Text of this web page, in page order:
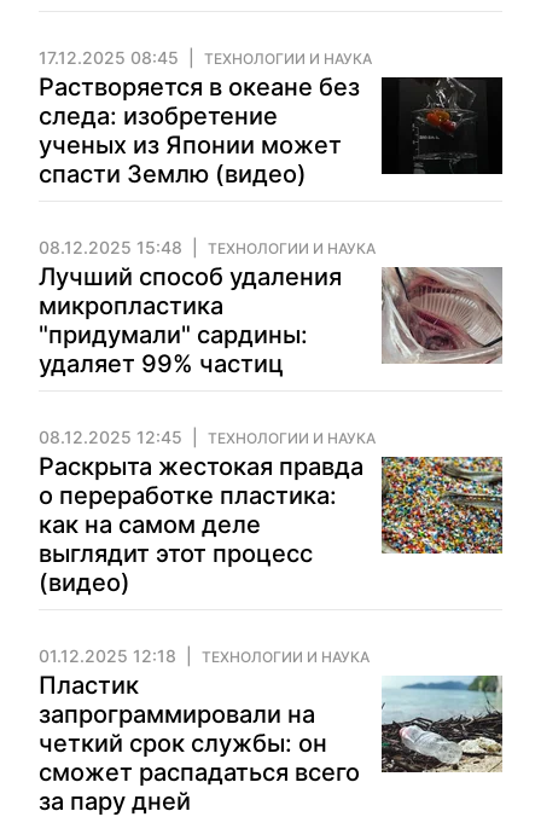
17.12.2025 08:45 ТЕХНОЛОГИИ И НАУКА
Растворяется в океане без
следа: изобретение
ученых из Японии может
спасти Землю (видео)
08.12.2025 15:48 ТЕХНОЛОГИИ И НАУКА
Лучший способ удаления
микропластика
"придумали" сардины:
удаляет 99% частиц
08.12.2025 12:45 ТЕХНОЛОГИИ И НАУКА
Раскрыта жестокая правда
о переработке пластика:
как на самом деле
выглядит этот процесс
(видео)
01.12.2025 12:18 ТЕХНОЛОГИИ И НАУКА
Пластик
запрограммировали на
четкий срок службы: он
сможет распадаться всего
за пару дней